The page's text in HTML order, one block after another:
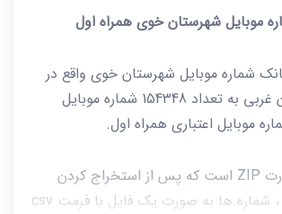
موبایل شهرستان خوی همراه اول
شماره موبایل شهرستان خوی واقع در
استان آذربایجان غربی به تعداد 154348 شماره موبایل
این فایل به صورت ZIP است که پس از استخراج کردن
(Extract) فایل ، شماره ها به صورت یک فایل با فرمت csv